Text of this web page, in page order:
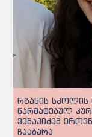
რგანის
წარმატებულ
ვეშაპიძემ
ჩააბარა